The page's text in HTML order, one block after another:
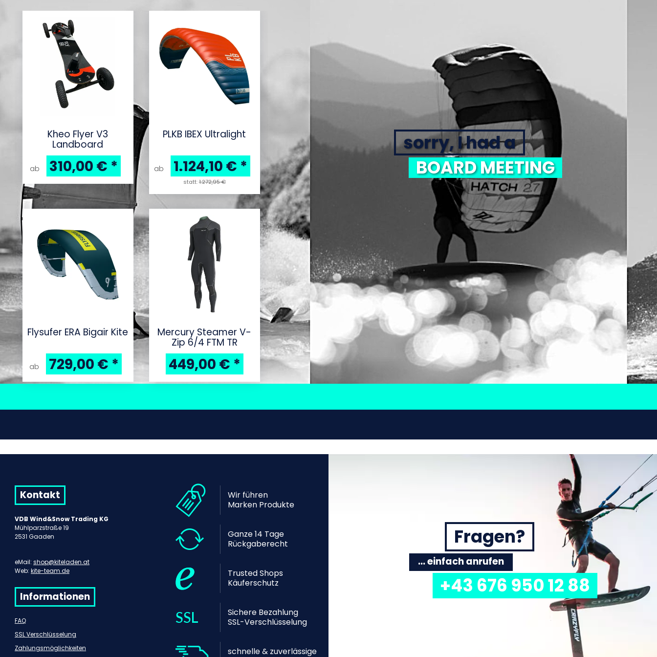
Kheo Flyer V3
Landboard
ab 310,00 € *
PLKB IBEX Ultralight
ab 1.124,10 € *
statt:1.272,95 €
Flysufer ERA Bigair Kite
ab 729,00 € *
Mercury Steamer V-
Zip 6/4 FTM TR
449,00 € *
sorry, I had a
BOARD MEETING
Kontakt
VDB Wind&Snow Trading KG
Mühlparzstraße 19
2531 Gaaden
eMail: shop@kiteladen.at
Web: kite-team.de
Informationen
FAQ
SSL Verschlüsselung
Zahlungsmöglichkeiten
Wir führen
Marken Produkte
Ganze 14 Tage
Rückgaberecht
Trusted Shops
Käuferschutz
Sichere Bezahlung
SSL-Verschlüsselung
schnelle & zuverlässige
Fragen?
... einfach anrufen
+43 676 950 12 88